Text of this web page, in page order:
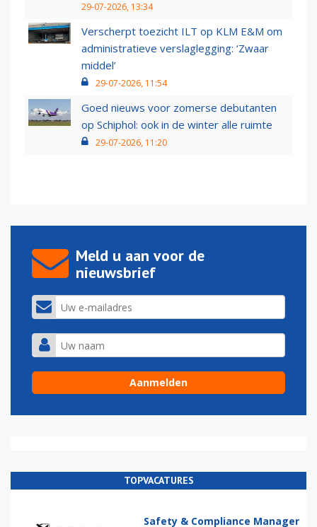
29-07-2026, 13:34
Verscherpt toezicht ILT op KLM E&M om
administratieve verslaglegging: ‘Zwaar
middel’
29-07-2026, 11:54
Goed nieuws voor zomerse debutanten
op Schiphol: ook in de winter alle ruimte
29-07-2026, 11:20
Meld u aan voor de
nieuwsbrief
TOPVACATURES
Safety & Compliance Manager